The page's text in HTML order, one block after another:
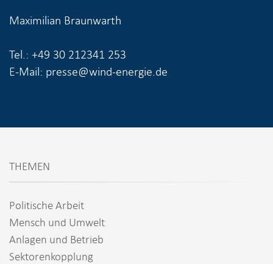
Maximilian Braunwarth
Tel.: +49 30 212341 253
E-Mail: presse@wind-energie.de
THEMEN
Politische Arbeit
Mensch und Umwelt
Anlagen und Betrieb
Sektorenkopplung